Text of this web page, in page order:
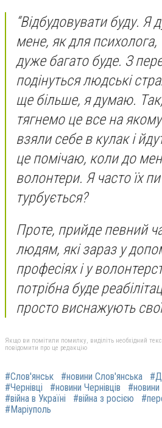
“Відбудовувати буду.
мене, як для
дуже багато буде. З
подінуться людські
ще більше, я думаю.
тягнемо це все на
взяли себе в кулак і
це помічаю, коли до
волонтери. Я часто їх
турбується?
Проте, прийде певний
людям, які зараз у
професіях і у
потрібна буде
просто виснажують
Якщо ви помітили помилку, виділіть необхідний
повідомити про це редакцію
#Слов'янськ #новини Слов'янська
#Чернівці
#новини Чернівців
#війна в Україні
#війна з росією
#Маріуполь